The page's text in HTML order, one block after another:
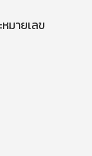
นตัว
มายเลข